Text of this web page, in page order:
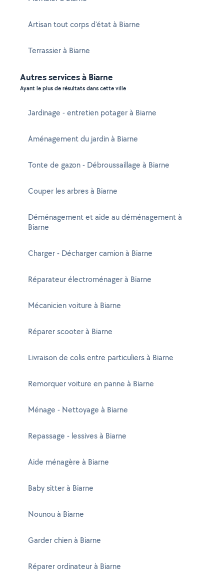
Artisan tout corps d'état à Biarne
Terrassier à Biarne
Autres services à Biarne
Ayant le plus de résultats dans cette ville
Jardinage - entretien potager à Biarne
Aménagement du jardin à Biarne
Tonte de gazon - Débroussaillage à Biarne
Couper les arbres à Biarne
Déménagement et aide au déménagement à
Biarne
Charger - Décharger camion à Biarne
Réparateur électroménager à Biarne
Mécanicien voiture à Biarne
Réparer scooter à Biarne
Livraison de colis entre particuliers à Biarne
Remorquer voiture en panne à Biarne
Ménage - Nettoyage à Biarne
Repassage - lessives à Biarne
Aide ménagère à Biarne
Baby sitter à Biarne
Nounou à Biarne
Garder chien à Biarne
Réparer ordinateur à Biarne